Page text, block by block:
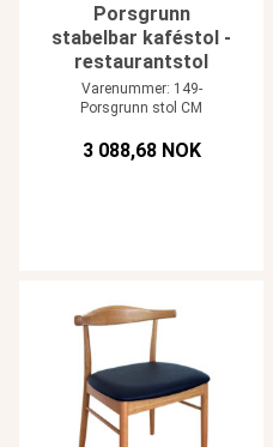
Porsgrunn
stabelbar kaféstol -
restaurantstol
Varenummer: 149-
Porsgrunn stol CM
3 088,68 NOK